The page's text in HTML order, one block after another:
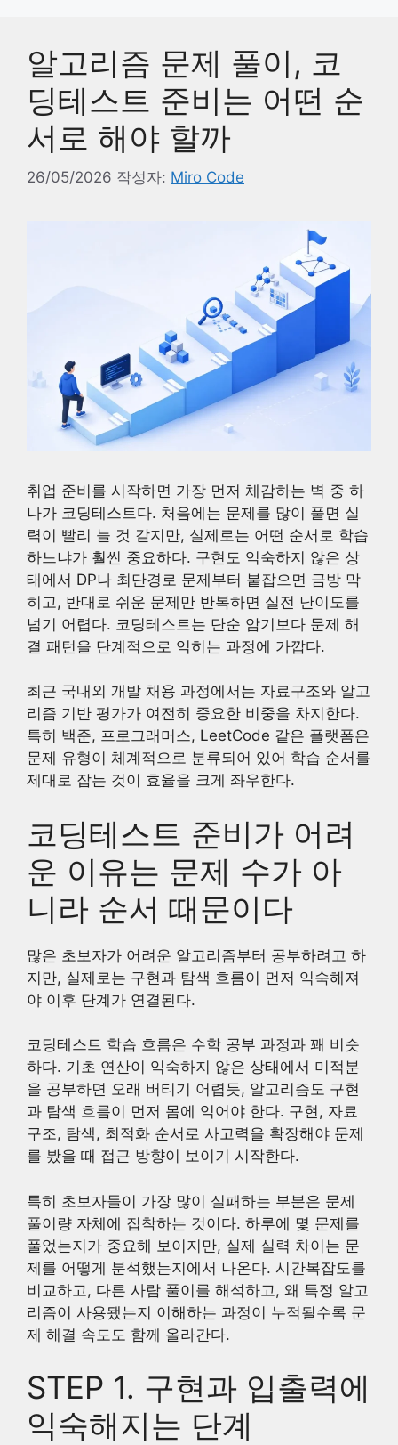
알고리즘 문제 풀이, 코
딩테스트 준비는 어떤 순
서로 해야 할까
26/05/2026 작성자: Miro Code
취업 준비를 시작하면 가장 먼저 체감하는 벽 중 하
나가 코딩테스트다. 처음에는 문제를 많이 풀면 실
력이 빨리 늘 것 같지만, 실제로는 어떤 순서로 학습
하느냐가 훨씬 중요하다. 구현도 익숙하지 않은 상
태에서 DP나 최단경로 문제부터 붙잡으면 금방 막
히고, 반대로 쉬운 문제만 반복하면 실전 난이도를
넘기 어렵다. 코딩테스트는 단순 암기보다 문제 해
결 패턴을 단계적으로 익히는 과정에 가깝다.
최근 국내외 개발 채용 과정에서는 자료구조와 알고
리즘 기반 평가가 여전히 중요한 비중을 차지한다.
특히 백준, 프로그래머스, LeetCode 같은 플랫폼은
문제 유형이 체계적으로 분류되어 있어 학습 순서를
제대로 잡는 것이 효율을 크게 좌우한다.
코딩테스트 준비가 어려
운 이유는 문제 수가 아
니라 순서 때문이다
많은 초보자가 어려운 알고리즘부터 공부하려고 하
지만, 실제로는 구현과 탐색 흐름이 먼저 익숙해져
야 이후 단계가 연결된다.
코딩테스트 학습 흐름은 수학 공부 과정과 꽤 비슷
하다. 기초 연산이 익숙하지 않은 상태에서 미적분
을 공부하면 오래 버티기 어렵듯, 알고리즘도 구현
과 탐색 흐름이 먼저 몸에 익어야 한다. 구현, 자료
구조, 탐색, 최적화 순서로 사고력을 확장해야 문제
를 봤을 때 접근 방향이 보이기 시작한다.
특히 초보자들이 가장 많이 실패하는 부분은 문제
풀이량 자체에 집착하는 것이다. 하루에 몇 문제를
풀었는지가 중요해 보이지만, 실제 실력 차이는 문
제를 어떻게 분석했는지에서 나온다. 시간복잡도를
비교하고, 다른 사람 풀이를 해석하고, 왜 특정 알고
리즘이 사용됐는지 이해하는 과정이 누적될수록 문
제 해결 속도도 함께 올라간다.
STEP 1. 구현과 입출력에
익숙해지는 단계